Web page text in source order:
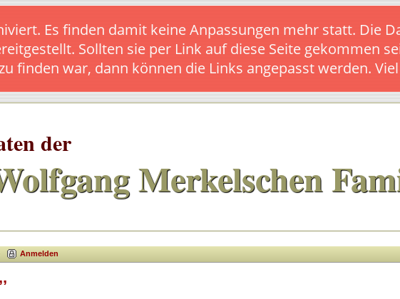
Es finden damit keine Anpassungen mehr statt. Die
Sollten sie per Link auf diese Seite gekommen
finden war, dann können die Links angepasst werden.
der
Merkelschen
Anmelden